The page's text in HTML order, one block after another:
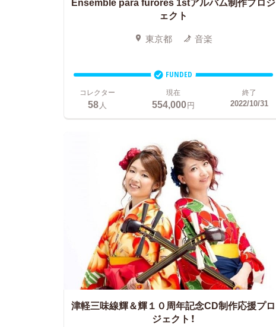
ェクト
東京都 音楽
FUNDED
コレクター
58人
現在
554,000円
終了
2022/10/31
津軽三味線輝＆輝１０周年記念CD制作応援プロ
ジェクト！